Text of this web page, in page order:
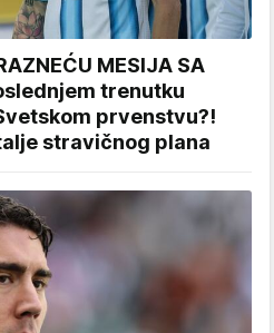
MESIJA SA
trenutku
prvenstvu?!
stravičnog plana